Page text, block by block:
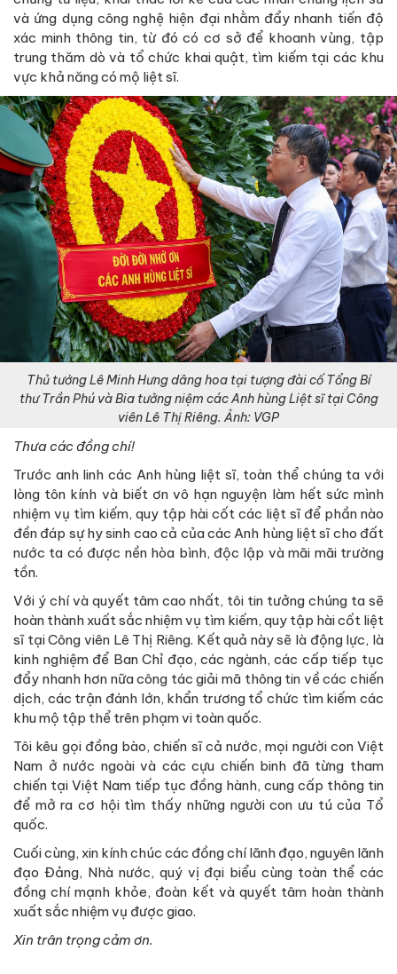
và ứng dụng công nghệ hiện đại nhằm đẩy nhanh tiến độ
xác minh thông tin, từ đó có cơ sở để khoanh vùng, tập
trung thăm dò và tổ chức khai quật, tìm kiếm tại các khu
vực khả năng có mộ liệt sĩ.
Thủ tướng Lê Minh Hưng dâng hoa tại tượng đài cố Tổng Bí
thư Trần Phú và Bia tưởng niệm các Anh hùng Liệt sĩ tại Công
viên Lê Thị Riêng. Ảnh: VGP
Thưa các đồng chí!
Trước anh linh các Anh hùng liệt sĩ, toàn thể chúng ta với
lòng tôn kính và biết ơn vô hạn nguyện làm hết sức mình
nhiệm vụ tìm kiếm, quy tập hài cốt các liệt sĩ để phần nào
đền đáp sự hy sinh cao cả của các Anh hùng liệt sĩ cho đất
nước ta có được nền hòa bình, độc lập và mãi mãi trường
tồn.
Với ý chí và quyết tâm cao nhất, tôi tin tưởng chúng ta sẽ
hoàn thành xuất sắc nhiệm vụ tìm kiếm, quy tập hài cốt liệt
sĩ tại Công viên Lê Thị Riêng. Kết quả này sẽ là động lực, là
kinh nghiệm để Ban Chỉ đạo, các ngành, các cấp tiếp tục
đẩy nhanh hơn nữa công tác giải mã thông tin về các chiến
dịch, các trận đánh lớn, khẩn trương tổ chức tìm kiếm các
khu mộ tập thể trên phạm vi toàn quốc.
Tôi kêu gọi đồng bào, chiến sĩ cả nước, mọi người con Việt
Nam ở nước ngoài và các cựu chiến binh đã từng tham
chiến tại Việt Nam tiếp tục đồng hành, cung cấp thông tin
để mở ra cơ hội tìm thấy những người con ưu tú của Tổ
quốc.
Cuối cùng, xin kính chúc các đồng chí lãnh đạo, nguyên lãnh
đạo Đảng, Nhà nước, quý vị đại biểu cùng toàn thể các
đồng chí mạnh khỏe, đoàn kết và quyết tâm hoàn thành
xuất sắc nhiệm vụ được giao.
Xin trân trọng cảm ơn.